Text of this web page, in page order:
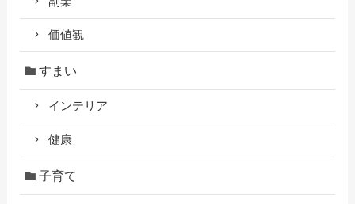
価値観
すまい
インテリア
健康
子育て